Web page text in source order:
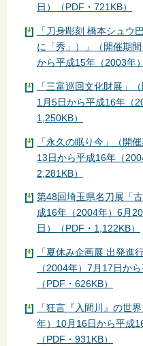
日）（PDF・721KB）
「刀身彫刻 橋本シュ
に「秀」）」（開催期
から平成15年（2003年
「三富巡回文化財展」
1月5日から平成16年（
1,250KB）
「永久の眠り今」（開
13日から平成16年（
2,281KB）
第48回埼玉県名刀展「
成16年（2004年）6月
日）（PDF・1,122KB）
「夏休み企画展 出発進
（2004年）7月17日か
（PDF・626KB）
「狂言『入間川』の世
年）10月16日から平成
（PDF・931KB）